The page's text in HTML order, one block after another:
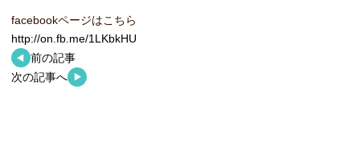
facebookページはこちら
http://on.fb.me/1LKbkHU
前の記事
次の記事へ